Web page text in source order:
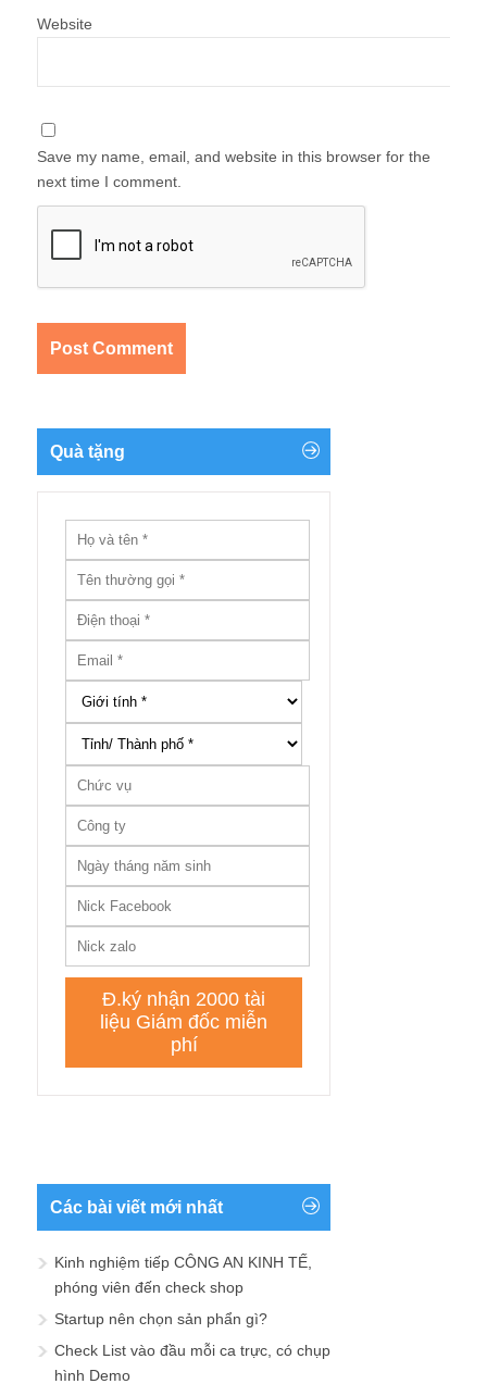
Website
Save my name, email, and website in this browser for the
next time I comment.
Quà tặng
Các bài viết mới nhất
Kinh nghiệm tiếp CÔNG AN KINH TẾ,
phóng viên đến check shop
Startup nên chọn sản phẩn gì?
Check List vào đầu mỗi ca trực, có chụp
hình Demo